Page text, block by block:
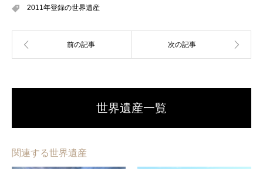
2011年登録の世界遺産
世界遺産一覧
関連する世界遺産